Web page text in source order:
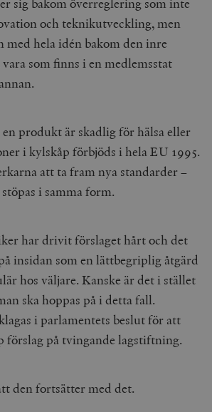
och teknikutveckling, men
med hela idén bakom den inre
som finns i en medlemsstat
produkt är skadlig för hälsa eller
i kylskåp förbjöds i hela EU 1995.
att ta fram nya standarder –
i samma form.
har drivit förslaget hårt och det
insidan som en lättbegriplig åtgärd
hos väljare. Kanske är det i stället
ska hoppas på i detta fall.
i parlamentets beslut för att
förslag på tvingande lagstiftning.
den fortsätter med det.